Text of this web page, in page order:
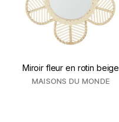
Miroir fleur en rotin beige
MAISONS DU MONDE